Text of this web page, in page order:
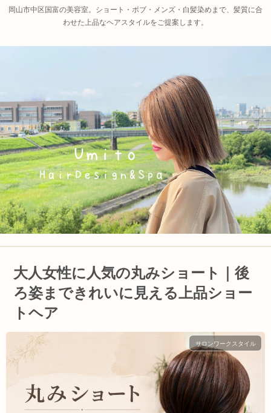
岡山市中区国富の美容室。ショート・ボブ・メンズ・白髪染めまで、髪質に合
わせた上品なヘアスタイルをご提案します。
大人女性に人気の丸みショート｜後
ろ姿まできれいに見える上品ショー
トヘア
サロンワークスタイル